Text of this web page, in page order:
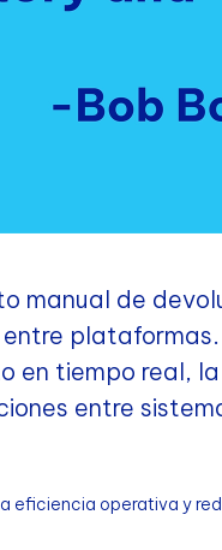
manual de
en tiempo real,
entre
eficiencia operativa y